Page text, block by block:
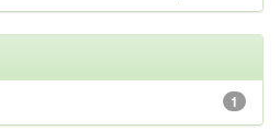
1